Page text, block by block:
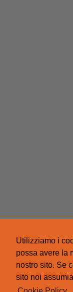
Utilizziamo i
possa avere la
nostro sito. Se
sito noi